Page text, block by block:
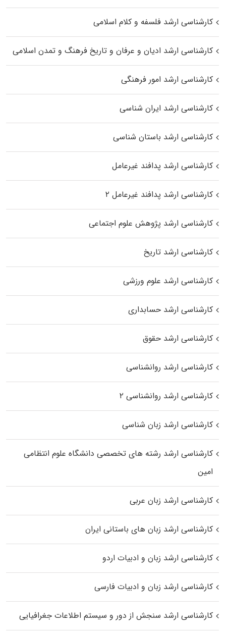
کارشناسی ارشد فلسفه و کلام اسلامی
کارشناسی ارشد ادیان و عرفان و تاریخ فرهنگ و تمدن اسلامی
کارشناسی ارشد امور فرهنگی
کارشناسی ارشد ایران شناسی
کارشناسی ارشد باستان شناسی
کارشناسی ارشد پدافند غیرعامل
کارشناسی ارشد پدافند غیرعامل ۲
کارشناسی ارشد پژوهش علوم اجتماعی
کارشناسی ارشد تاریخ
کارشناسی ارشد علوم ورزشی
کارشناسی ارشد حسابداری
کارشناسی ارشد حقوق
کارشناسی ارشد روانشناسی
کارشناسی ارشد روانشناسی ۲
کارشناسی ارشد زبان شناسی
کارشناسی ارشد رﺷﺘﻪ ﻫﺎی تخصصی داﻧﺸﮕﺎه ﻋﻠﻮم انتظامی
اﻣﻴﻦ
کارشناسی ارشد زبان عربی
کارشناسی ارشد زبان‌ های باستانی ایران
کارشناسی ارشد زبان و ادبیات اردو
کارشناسی ارشد زبان و ادبیات فارسی
کارشناسی ارشد سنجش از دور و سیستم اطلاعات جغرافیایی